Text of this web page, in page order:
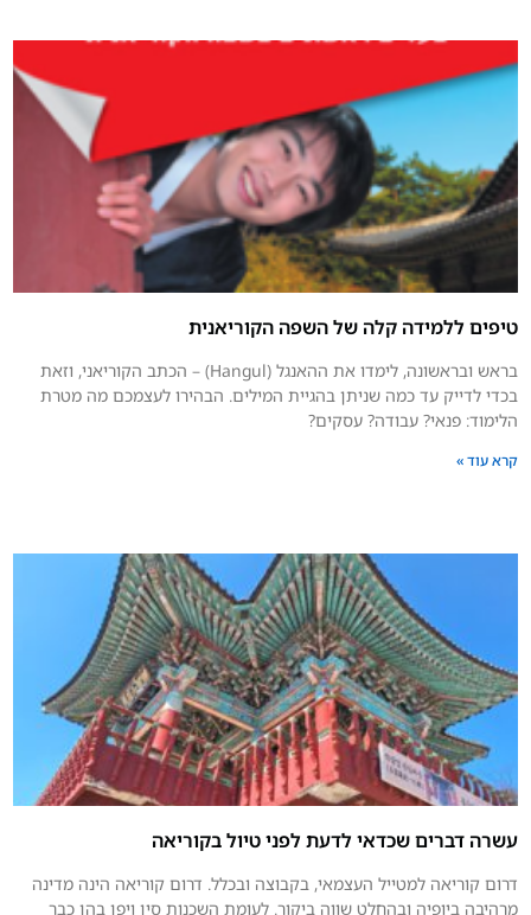
טיפים ללמידה קלה של השפה הקוריאנית
בראש ובראשונה, לימדו את ההאנגל (Hangul) – הכתב הקוריאני, וזאת
בכדי לדייק עד כמה שניתן בהגיית המילים. הבהירו לעצמכם מה מטרת
הלימוד: פנאי? עבודה? עסקים?
קרא עוד »
עשרה דברים שכדאי לדעת לפני טיול בקוריאה
דרום קוריאה למטייל העצמאי, בקבוצה ובכלל. דרום קוריאה הינה מדינה
מרהיבה ביופיה ובהחלט שווה ביקור. לעומת השכנות סין ויפן בהן כבר